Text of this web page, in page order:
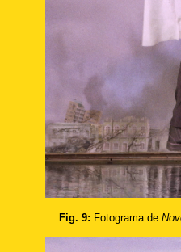
Fig. 9: Fotograma de